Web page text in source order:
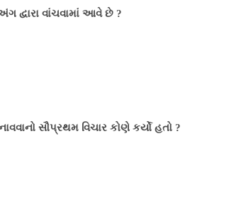
દ્વારા વાંચવામાં આવે છે ?
સૌપ્રથમ વિચાર કોણે કર્યો હતો ?